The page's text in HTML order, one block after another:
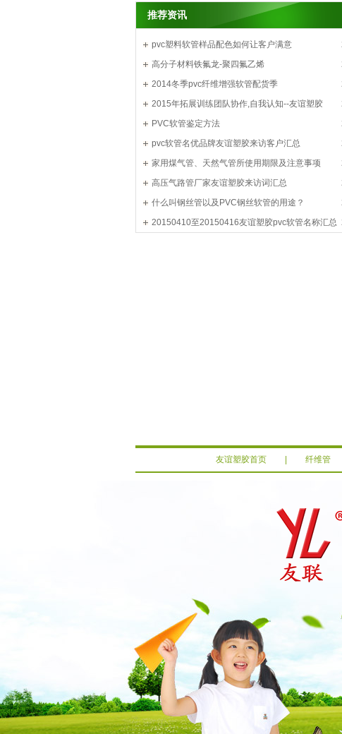
推荐资讯
pvc塑料软管样品配色如何让客户满意
高分子材料铁氟龙-聚四氟乙烯
2014冬季pvc纤维增强软管配货季
2015年拓展训练团队协作,自我认知--友谊塑胶
PVC软管鉴定方法
pvc软管名优品牌友谊塑胶来访客户汇总
家用煤气管、天然气管所使用期限及注意事项
高压气路管厂家友谊塑胶来访词汇总
什么叫钢丝管以及PVC钢丝软管的用途？
20150410至20150416友谊塑胶pvc软管名称汇总
友谊塑胶首页 纤维管